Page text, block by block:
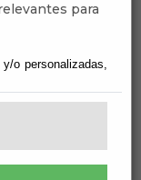
para
o personalizadas,